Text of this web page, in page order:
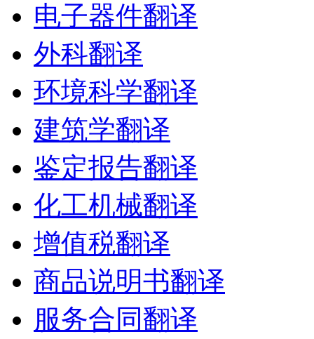
电子器件翻译
外科翻译
环境科学翻译
建筑学翻译
鉴定报告翻译
化工机械翻译
增值税翻译
商品说明书翻译
服务合同翻译